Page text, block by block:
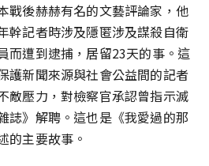
戰後赫赫有名的文藝評論家，他
幹記者時涉及隱匿涉及謀殺自衛
而遭到逮捕，居留23天的事。這
護新聞來源與社會公益間的記者
敵壓力，對檢察官承認曾指示滅
誌》解聘。這也是《我愛過的那
的主要故事。